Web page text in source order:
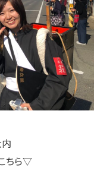
ちら▽